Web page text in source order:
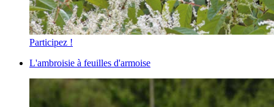
Participez !
L'ambroisie à feuilles d'armoise